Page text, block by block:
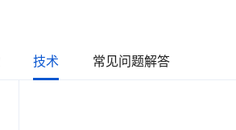
技术 常见问题解答